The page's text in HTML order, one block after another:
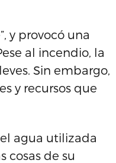
y provocó una
al incendio, la
Sin embargo,
y recursos que
agua utilizada
cosas de su